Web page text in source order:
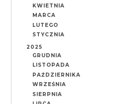
KWIETNIA
MARCA
LUTEGO
STYCZNIA
2025
GRUDNIA
LISTOPADA
PAŹDZIERNIKA
WRZEŚNIA
SIERPNIA